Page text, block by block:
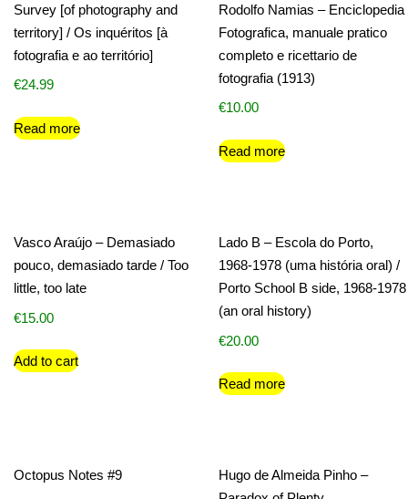
Survey [of photography and
territory] / Os inquéritos [à
fotografia e ao território]
€24.99
Read more
Rodolfo Namias – Enciclopedia
Fotografica, manuale pratico
completo e ricettario de
fotografia (1913)
€10.00
Read more
Vasco Araújo – Demasiado
pouco, demasiado tarde / Too
little, too late
€15.00
Add to cart
Lado B – Escola do Porto,
1968-1978 (uma história oral) /
Porto School B side, 1968-1978
(an oral history)
€20.00
Read more
Octopus Notes #9
Hugo de Almeida Pinho –